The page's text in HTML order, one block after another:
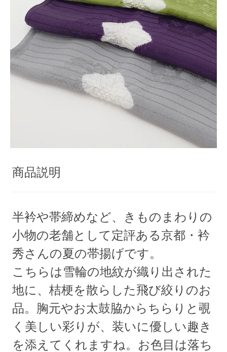
商品説明
半衿や帯締めなど、きものまわりの
小物の老舗として定評ある京都・衿
秀さんの夏の帯揚げです。
こちらは雪輪の地紋が織り出された
地に、桔梗を散らした飛び絞りのお
品。胸元やお太鼓脇からちらりと覗
く美しい彩りが、装いに優しい趣き
を添えてくれますね。お色目は落ち